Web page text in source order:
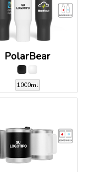
PolarBear
1000ml